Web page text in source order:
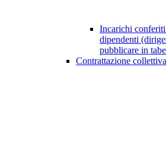
Incarichi
dipendenti
pubblicare in
Contrattazione collettiva